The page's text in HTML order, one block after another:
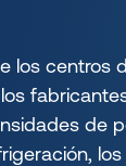
los centros
de